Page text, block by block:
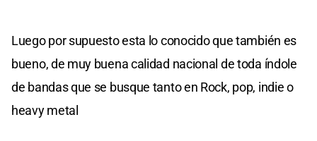
Luego por supuesto esta lo conocido que también es
bueno, de muy buena calidad nacional de toda índole
de bandas que se busque tanto en Rock, pop, indie o
heavy metal